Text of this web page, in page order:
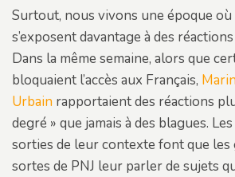
Surtout, nous vivons une époque
s’exposent davantage à des
Dans la même semaine, alors que
bloquaient l’accès aux Français,
Urbain rapportaient des réactions
degré » que jamais à des blagues.
sorties de leur contexte font que les
sortes de PNJ leur parler de sujets